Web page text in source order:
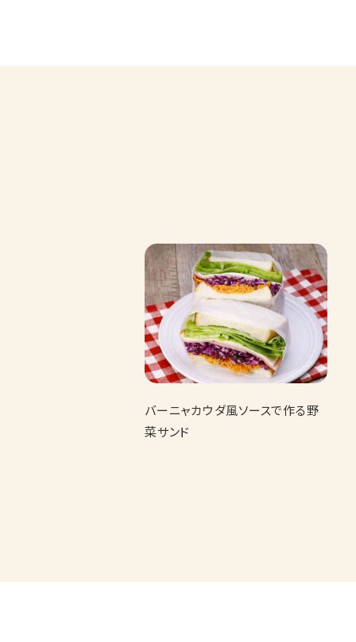
バーニャカウダ風ソースで作る野
菜サンド